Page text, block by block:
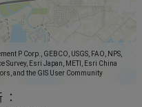
P Corp., GEBCO, USGS, FAO, NPS,
Survey, Esri Japan, METI, Esri China
and the GIS User Community